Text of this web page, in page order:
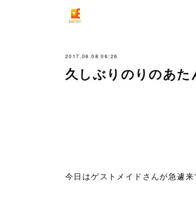
2017.06.08 06:26
久しぶりのりのあた
今日はゲストメイドさんが急遽